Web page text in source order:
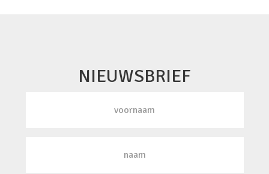
NIEUWSBRIEF